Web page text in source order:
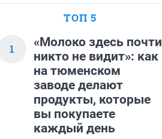
ТОП 5
1
«Молоко здесь почти
никто не видит»: как
на тюменском
заводе делают
продукты, которые
вы покупаете
каждый день